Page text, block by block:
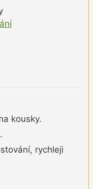
kousky.
rychleji